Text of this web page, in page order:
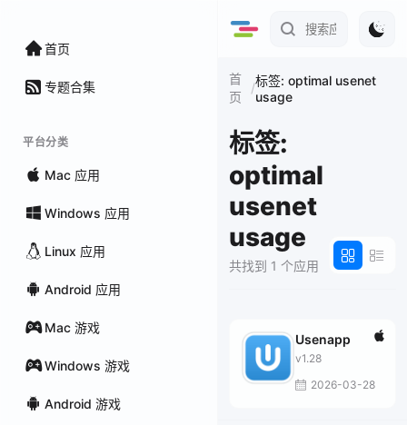
首页
专题合集
平台分类
Mac 应用
Windows 应用
Linux 应用
Android 应用
Mac 游戏
Windows 游戏
Android 游戏
首
页
/标签: optimal usenet
usage
标签:
optimal
usenet
usage
共找到 1 个应用
Usenapp
v1.28
2026-03-28